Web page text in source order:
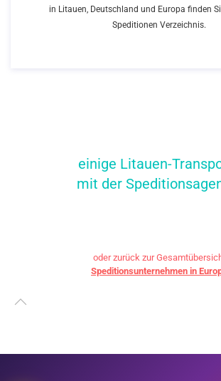
in Litauen, Deutschland und Europa finden
Speditionen Verzeichnis.
einige Litauen-
mit der
oder zurück zur
Speditionsunternehmen in